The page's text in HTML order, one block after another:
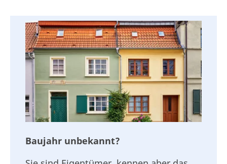
Baujahr unbekannt?